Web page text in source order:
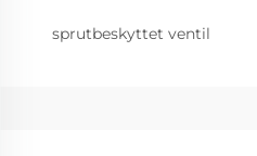
sprutbeskyttet ventil